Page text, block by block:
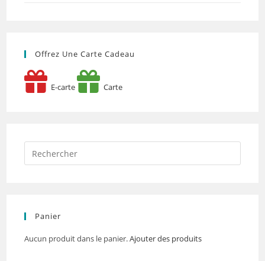
Offrez Une Carte Cadeau
E-carte Carte
Panier
Aucun produit dans le panier.Ajouter des produits